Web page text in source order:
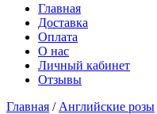
Главная
Доставка
Оплата
О нас
Личный кабинет
Отзывы
Главная / Английские розы